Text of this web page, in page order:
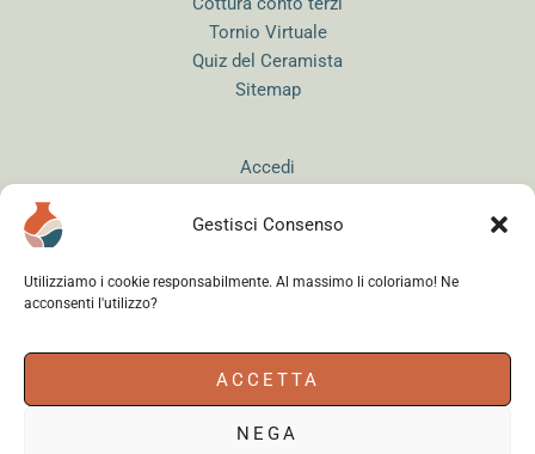
Gestisci Consenso
Utilizziamo i cookie responsabilmente. Al massimo li coloriamo! Ne
acconsenti l'utilizzo?
ACCETTA
NEGA
Tornio Virtuale
Quiz del Ceramista
Sitemap
Accedi